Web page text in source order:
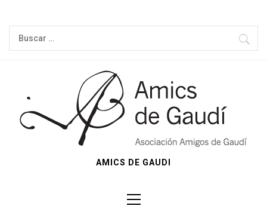
contenido
Buscar:
AMICS DE GAUDI
principal